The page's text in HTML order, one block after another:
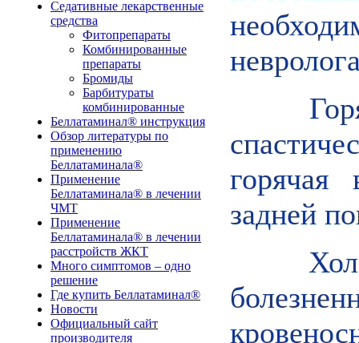
Седативные лекарственные
средства
Фитопрепараты
Комбинированные
препараты
Бромиды
Барбитураты
комбинированные
Беллатаминал® инструкция
Обзор литературы по
применению
Беллатаминала®
Применение
Беллатаминала® в лечении
ЧМТ
Применение
Беллатаминала® в лечении
расстройств ЖКТ
Много симптомов – одно
решение
Где купить Беллатаминал®
Новости
Официальный сайт
производителя
задней